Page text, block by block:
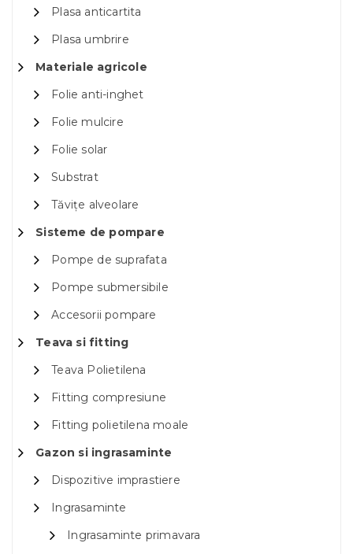
Plasa anticartita
Plasa umbrire
Materiale agricole
Folie anti-inghet
Folie mulcire
Folie solar
Substrat
Tăvițe alveolare
Sisteme de pompare
Pompe de suprafata
Pompe submersibile
Accesorii pompare
Teava si fitting
Teava Polietilena
Fitting compresiune
Fitting polietilena moale
Gazon si ingrasaminte
Dispozitive imprastiere
Ingrasaminte
Ingrasaminte primavara